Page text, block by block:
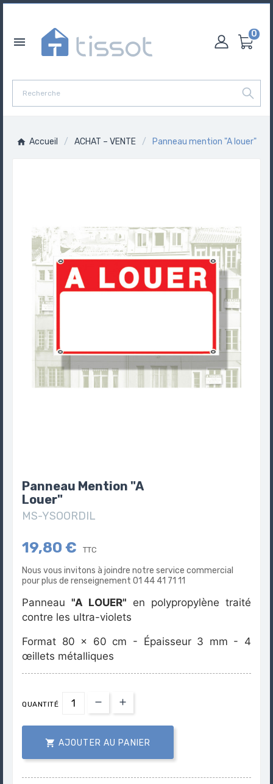

0
Accueil ACHAT – VENTE Panneau mention "A louer"
Panneau Mention "A
Louer"
MS-YSOORDIL
19,80 € TTC
Nous vous invitons à joindre notre service commercial
pour plus de renseignement 01 44 41 71 11
Panneau "A LOUER" en polypropylène traité
contre les ultra-violets
Format 80 x 60 cm - Épaisseur 3 mm - 4
œillets métalliques
QUANTITÉ
 AJOUTER AU PANIER